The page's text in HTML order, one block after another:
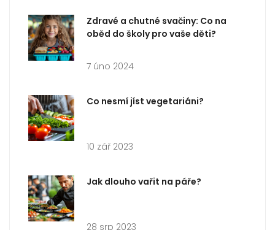
Zdravé a chutné svačiny: Co na
oběd do školy pro vaše děti?
7 úno 2024
Co nesmí jíst vegetariáni?
10 zář 2023
Jak dlouho vařit na páře?
28 srp 2023